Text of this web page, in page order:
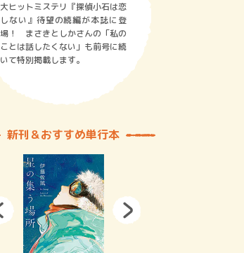
大ヒットミステリ『探偵小石は恋
しない』待望の続編が本誌に登
場！ まさきとしかさんの「私の
ことは話したくない」も前号に続
いて特別掲載します。
新刊＆おすすめ単行本